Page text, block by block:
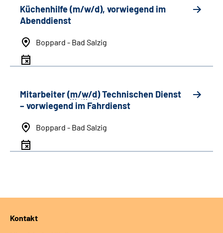
Küchenhilfe (m/w/d), vorwiegend im
Abenddienst
Boppard - Bad Salzig
Mitarbeiter (m/w/d) Technischen Dienst
– vorwiegend im Fahrdienst
Boppard - Bad Salzig
Kontakt